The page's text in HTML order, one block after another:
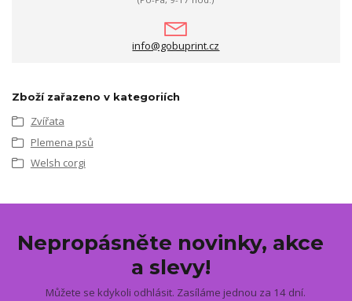
info@gobuprint.cz
Zboží zařazeno v kategoriích
Zvířata
Plemena psů
Welsh corgi
Nepropásněte novinky, akce
a slevy!
Můžete se kdykoli odhlásit. Zasíláme jednou za 14 dní.